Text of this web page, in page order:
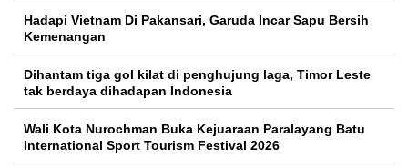
Hadapi Vietnam Di Pakansari, Garuda Incar Sapu Bersih
Kemenangan
Dihantam tiga gol kilat di penghujung laga, Timor Leste
tak berdaya dihadapan Indonesia
Wali Kota Nurochman Buka Kejuaraan Paralayang Batu
International Sport Tourism Festival 2026